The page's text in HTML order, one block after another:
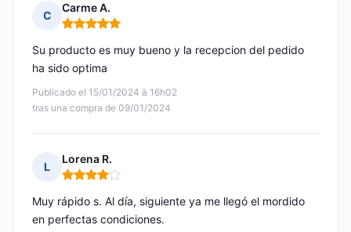
C
Carme A.
Nota: 5 de 5
Publicado el 15/01/2024 à 16h02
tras una compra de 09/01/2024
Su producto es muy bueno y la recepcion del pedido
ha sido optima
L
Lorena R.
Nota: 4 de 5
Muy rápido s. Al día, siguiente ya me llegó el mordido
en perfectas condiciones.